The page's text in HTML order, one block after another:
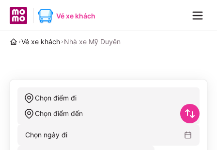
MoMo home pageVé xe khách
Vé xe khách Nhà xe Mỹ Duyên
Chọn điểm đi
Chọn điểm đến
Chọn ngày đi